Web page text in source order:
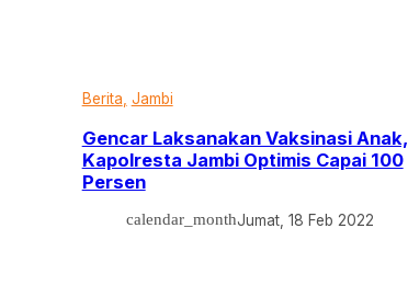
Berita Jambi
Gencar Laksanakan Vaksinasi Anak,
Kapolresta Jambi Optimis Capai 100
Persen
calendar_monthJumat, 18 Feb 2022